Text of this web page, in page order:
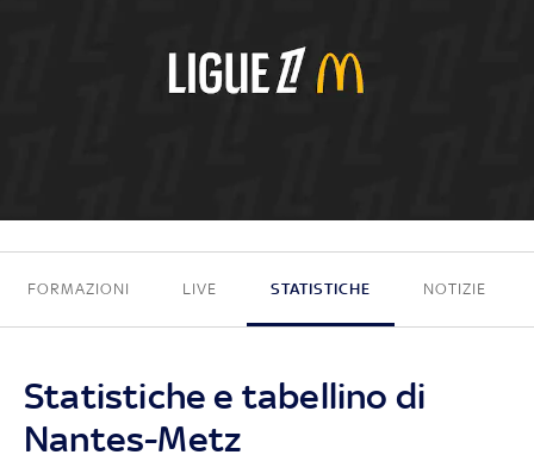
0 - 2
FORMAZIONI LIVE STATISTICHE NOTIZIE
Statistiche e tabellino di
Nantes-Metz